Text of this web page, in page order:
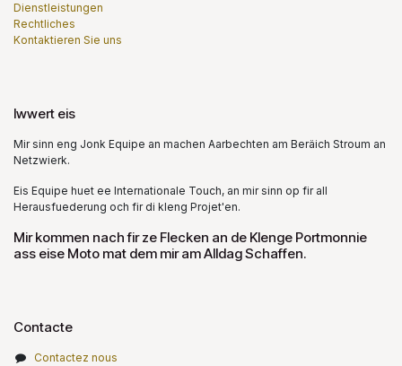
Dienstleistungen
Rechtliches
Kontaktieren Sie uns
Iwwert eis
Mir sinn eng Jonk Equipe an machen Aarbechten am Beräich Stroum an
Netzwierk.
Eis Equipe huet ee Internationale Touch, an mir sinn op fir all
Herausfuederung och fir di kleng Projet'en.
Mir kommen nach fir ze Flecken an de Klenge Portmonnie
ass eise Moto mat dem mir am Alldag Schaffen.
Contacte
Contactez nous